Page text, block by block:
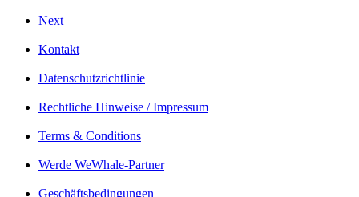
Next
Kontakt
Datenschutzrichtlinie
Rechtliche Hinweise / Impressum
Terms & Conditions
Werde WeWhale-Partner
Geschäftsbedingungen